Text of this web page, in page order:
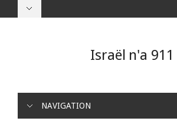
Israël n'a 911
NAVIGATION